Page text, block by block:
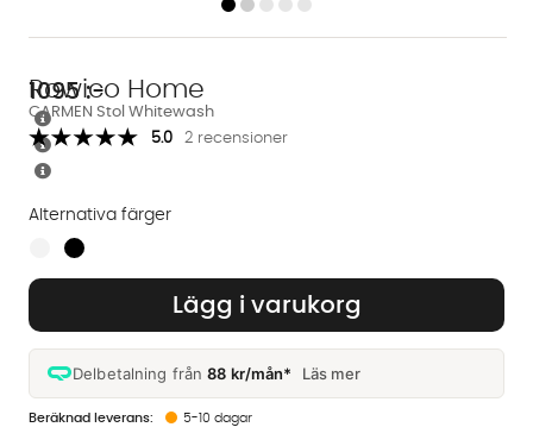
CARMEN Stol Whitewash
Rowico Home
5.0 2 recensioner
1095:-
Lägg i varukorg
Delbetalning från88 kr/mån* Läs mer
5-10 dagar
Alternativa färger
Finns även i dessa färger: